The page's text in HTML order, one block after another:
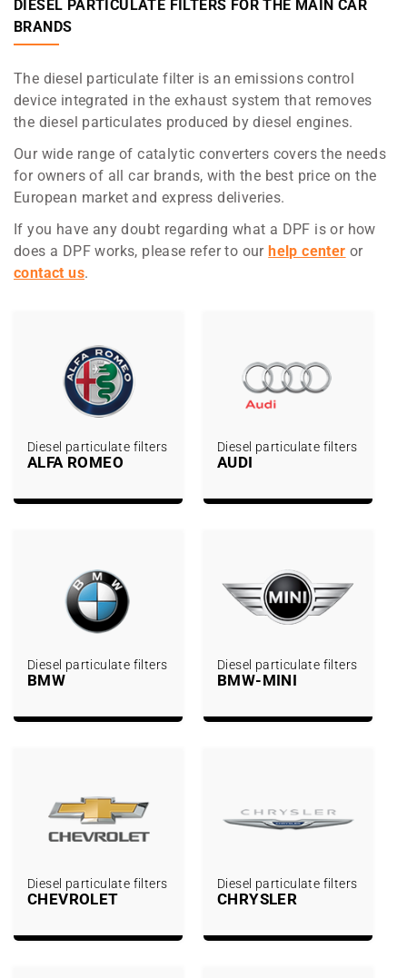
DIESEL PARTICULATE FILTERS FOR THE MAIN CAR
BRANDS
The diesel particulate filter is an emissions control
device integrated in the exhaust system that removes
the diesel particulates produced by diesel engines.
Our wide range of catalytic converters covers the needs
for owners of all car brands, with the best price on the
European market and express deliveries.
If you have any doubt regarding what a DPF is or how
does a DPF works, please refer to ourhelp center or
contact us.
Diesel particulate filters
ALFA ROMEO
Diesel particulate filters
AUDI
Diesel particulate filters
BMW
Diesel particulate filters
BMW-MINI
Diesel particulate filters
CHEVROLET
Diesel particulate filters
CHRYSLER